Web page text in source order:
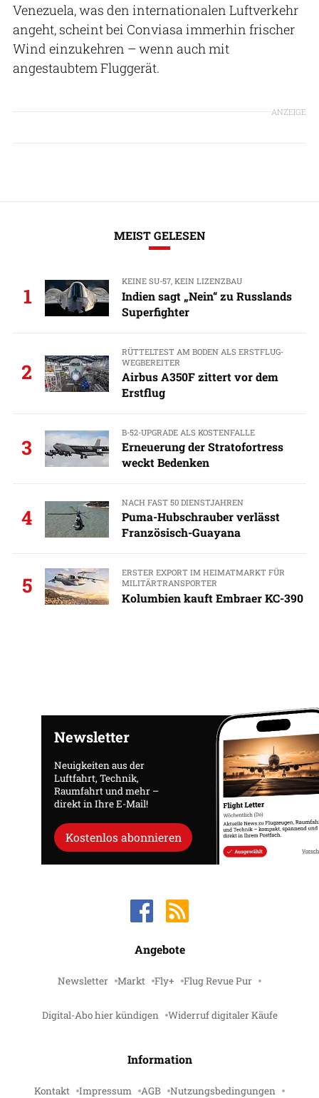
Venezuela, was den internationalen Luftverkehr
angeht, scheint bei Conviasa immerhin frischer
Wind einzukehren – wenn auch mit
angestaubtem Fluggerät.
ANZEIGE
MEIST GELESEN
1
KEINE SU-57, KEIN LIZENZBAU
Indien sagt „Nein“ zu Russlands
Superfighter
2
RÜTTELTEST AM BODEN ALS ERSTFLUG-
WEGBEREITER
Airbus A350F zittert vor dem
Erstflug
3
B-52-UPGRADE ALS KOSTENFALLE
Erneuerung der Stratofortress
weckt Bedenken
4
NACH FAST 50 DIENSTJAHREN
Puma-Hubschrauber verlässt
Französisch-Guayana
5
ERSTER EXPORT IM HEIMATMARKT FÜR
MILITÄRTRANSPORTER
Kolumbien kauft Embraer KC-390
Newsletter
Neuigkeiten aus der
Luftfahrt, Technik,
Raumfahrt und mehr –
direkt in Ihre E-Mail!
Kostenlos abonnieren
Angebote
Newsletter Markt Fly+ Flug Revue Pur
Digital-Abo hier kündigen Widerruf digitaler Käufe
Information
Kontakt Impressum AGB Nutzungsbedingungen